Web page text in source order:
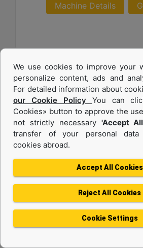
Machine Details
Maksimum Güç :
577 hp - 430 kW
Maksimum Tork :
Emisyonlar :
We use cookies to improve your
personalize content, ads and
For detailed information about
our Cookie Policy You can
Cookies» button to approve the
not strictly necessary 'Accept
transfer of your personal data
cookies abroad.
Accept All Cookies
Reject All Cookies
Cookie Settings